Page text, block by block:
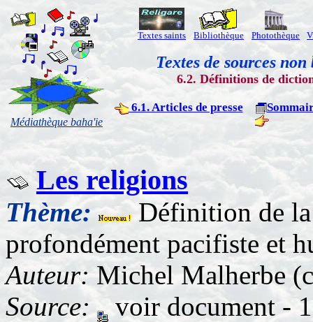
Médiathèque baha'ie
Textes saints Bibliothèque Photothèque
Textes de sources
6.2. Définitions de
6.1. Articles de presse
Les religions
Thème:
Définition de
profondément pacifiste et
Auteur:Michel Malherbe
Source:
voir document - 1